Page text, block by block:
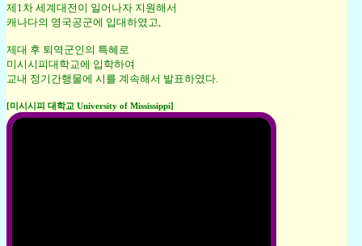
제1차 세계대전이 일어나자 지원해서
캐나다의 영국공군에 입대하였고,
제대 후 퇴역군인의 특혜로
미시시피대학교에 입학하여
교내 정기간행물에 시를 계속해서 발표하였다.
[미시시피 대학교 University of Mississippi]